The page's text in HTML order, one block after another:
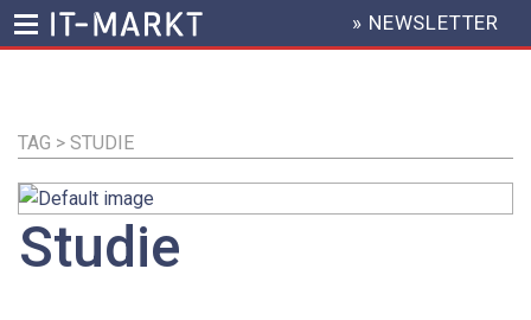
Inhalt
HEADER
MENU
» NEWSLETTER
TAG > STUDIE
Studie